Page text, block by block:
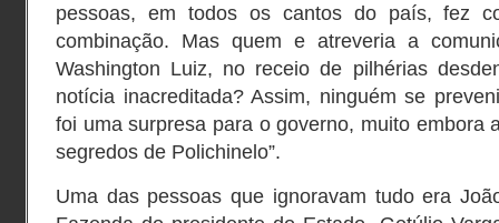
pessoas, em todos os cantos do país, fez
combinação. Mas quem e atreveria a
Washington Luiz, no receio de pilhérias
notícia inacreditada? Assim, ninguém se
foi uma surpresa para o governo, muito embora
segredos de Polichinelo”.
Uma das pessoas que ignoravam tudo era